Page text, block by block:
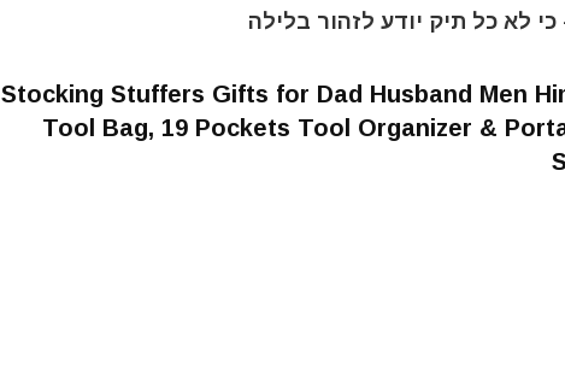
לא כל תיק יודע לזהור בלילה
Stocking Stuffers Gifts for Dad Husband Men
Tool Bag, 19 Pockets Tool Organizer &